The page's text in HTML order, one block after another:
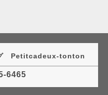
グ Petitcadeux-tonton
6465